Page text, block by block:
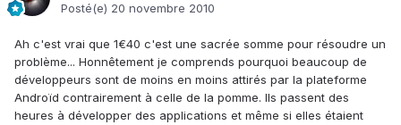
Posté(e) 20 novembre 2010
Ah c'est vrai que 1€40 c'est une sacrée somme pour résoudre un
problème... Honnêtement je comprends pourquoi beaucoup de
développeurs sont de moins en moins attirés par la plateforme
Androïd contrairement à celle de la pomme. Ils passent des
heures à développer des applications et même si elles étaient